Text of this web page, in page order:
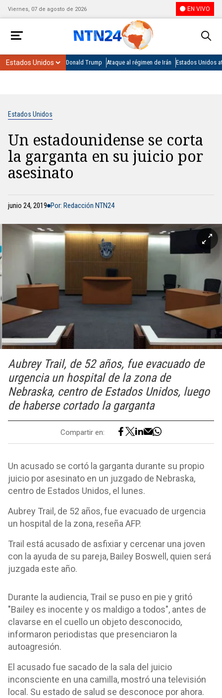
Viernes, 07 de agosto de 2026 EN VIVO
Donald Trump Ataque al régimen de Irán Estados Unidos
Estados Unidos
Un estadounidense se corta
la garganta en su juicio por
asesinato
junio 24, 2019 Por: Redacción NTN24
Aubrey Trail, de 52 años, fue evacuado de
urgencia un hospital de la zona de
Nebraska, centro de Estados Unidos, luego
de haberse cortado la garganta
Compartir en:
Un acusado se cortó la garganta durante su propio
juicio por asesinato en un juzgado de Nebraska,
centro de Estados Unidos, el lunes.
Aubrey Trail, de 52 años, fue evacuado de urgencia
un hospital de la zona, reseña AFP.
Trail está acusado de asfixiar y cercenar una joven
con la ayuda de su pareja, Bailey Boswell, quien será
juzgada este año.
Durante la audiencia, Trail se puso en pie y gritó
"Bailey es inocente y os maldigo a todos", antes de
clavarse en el cuello un objeto desconocido,
informaron periodistas que presenciaron la
autoagresión.
El acusado fue sacado de la sala del juicio
inconsciente en una camilla, mostró una televisión
local. Su estado de salud se desconoce por ahora.